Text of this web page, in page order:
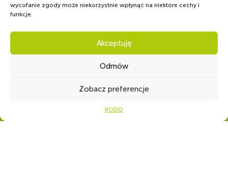
wycofanie zgody może niekorzystnie wpłynąć na niektóre cechy i
funkcje.
Akceptuję
Odmów
Zobacz preferencje
RODO
Twoje wsparcie, nasza